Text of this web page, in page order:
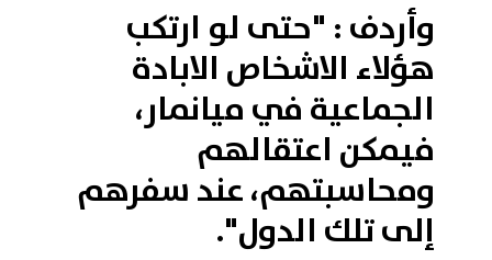
وأردف : "حتى لو ارتكب
هؤلاء الاشخاص الابادة
الجماعية في ميانمار،
فيمكن اعتقالهم
ومحاسبتهم، عند سفرهم
إلى تلك الدول".